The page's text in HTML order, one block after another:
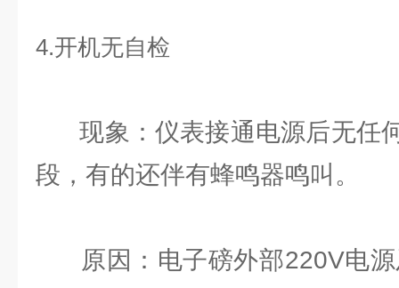
4.开机无自检
现象：仪表接通电源后无任
段，有的还伴有蜂鸣器鸣叫。
原因：电子磅外部220V电源